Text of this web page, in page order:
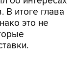
это не